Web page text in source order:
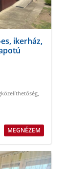
ikerház,
,
MEGNÉZEM